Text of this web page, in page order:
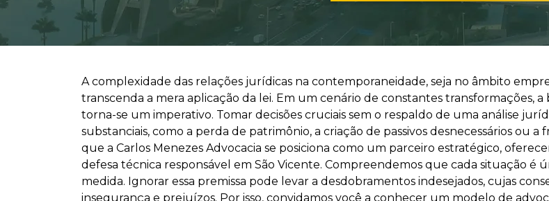
A complexidade das relações jurídicas na contemporaneidade, seja no âmbito
transcenda a mera aplicação da lei. Em um cenário de constantes transformações,
torna-se um imperativo. Tomar decisões cruciais sem o respaldo de uma análise
substanciais, como a perda de patrimônio, a criação de passivos desnecessários ou
que a Carlos Menezes Advocacia se posiciona como um parceiro estratégico,
defesa técnica responsável em São Vicente. Compreendemos que cada situação
medida. Ignorar essa premissa pode levar a desdobramentos indesejados, cujas
insegurança e prejuízos. Por isso, convidamos você a conhecer um modelo de